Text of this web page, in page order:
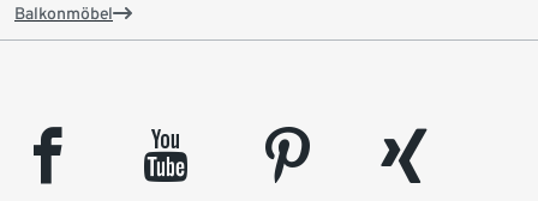
Balkonmöbel
facebook youtube pinterest
xing